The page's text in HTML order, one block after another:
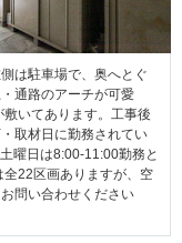
は駐車場で、奥へとぐ
通路のアーチが可愛
いてあります。工事後
取材日に勤務されてい
曜日は8:00-11:00勤務と
22区画ありますが、空
問い合わせください